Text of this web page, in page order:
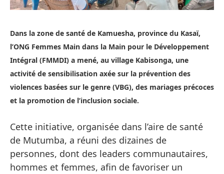
Dans la zone de santé de Kamuesha, province du Kasaï,
l’ONG Femmes Main dans la Main pour le Développement
Intégral (FMMDI) a mené, au village Kabisonga, une
activité de sensibilisation axée sur la prévention des
violences basées sur le genre (VBG), des mariages précoces
et la promotion de l’inclusion sociale.
Cette initiative, organisée dans l’aire de santé
de Mutumba, a réuni des dizaines de
personnes, dont des leaders communautaires,
hommes et femmes, afin de favoriser un